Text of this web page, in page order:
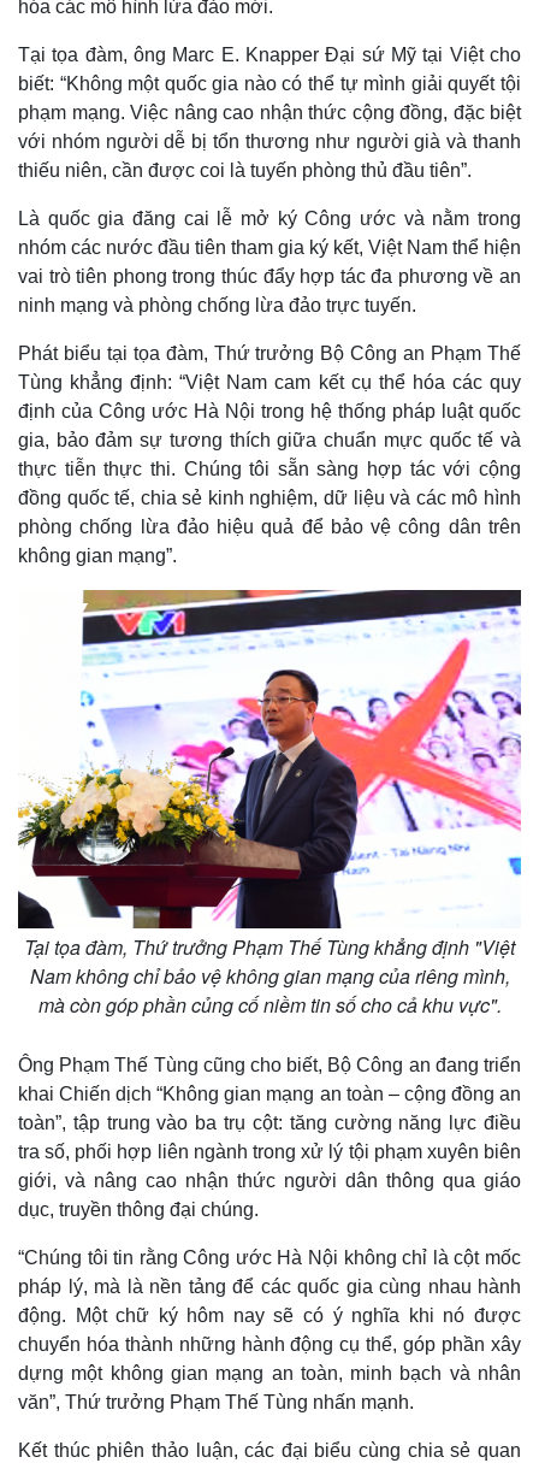
Bất động sản
Khởi nghiệp
Giá vàng
Tiêu dùng
Tỷ giá
Chứng khoán
Giá cà phê
hóa các mô hình lừa đảo mới.
Tại tọa đàm, ông Marc E. Knapper Đại sứ Mỹ tại Việt cho
biết: “Không một quốc gia nào có thể tự mình giải quyết tội
phạm mạng. Việc nâng cao nhận thức cộng đồng, đặc biệt
với nhóm người dễ bị tổn thương như người già và thanh
thiếu niên, cần được coi là tuyến phòng thủ đầu tiên”.
Là quốc gia đăng cai lễ mở ký Công ước và nằm trong
nhóm các nước đầu tiên tham gia ký kết, Việt Nam thể hiện
vai trò tiên phong trong thúc đẩy hợp tác đa phương về an
ninh mạng và phòng chống lừa đảo trực tuyến.
Phát biểu tại tọa đàm, Thứ trưởng Bộ Công an Phạm Thế
Tùng khẳng định: “Việt Nam cam kết cụ thể hóa các quy
định của Công ước Hà Nội trong hệ thống pháp luật quốc
gia, bảo đảm sự tương thích giữa chuẩn mực quốc tế và
thực tiễn thực thi. Chúng tôi sẵn sàng hợp tác với cộng
đồng quốc tế, chia sẻ kinh nghiệm, dữ liệu và các mô hình
phòng chống lừa đảo hiệu quả để bảo vệ công dân trên
không gian mạng”.
Tại tọa đàm, Thứ trưởng Phạm Thế Tùng khẳng định "Việt
Nam không chỉ bảo vệ không gian mạng của riêng mình,
mà còn góp phần củng cố niềm tin số cho cả khu vực".
Ông Phạm Thế Tùng cũng cho biết, Bộ Công an đang triển
khai Chiến dịch “Không gian mạng an toàn – cộng đồng an
toàn”, tập trung vào ba trụ cột: tăng cường năng lực điều
tra số, phối hợp liên ngành trong xử lý tội phạm xuyên biên
giới, và nâng cao nhận thức người dân thông qua giáo
dục, truyền thông đại chúng.
“Chúng tôi tin rằng Công ước Hà Nội không chỉ là cột mốc
pháp lý, mà là nền tảng để các quốc gia cùng nhau hành
động. Một chữ ký hôm nay sẽ có ý nghĩa khi nó được
chuyển hóa thành những hành động cụ thể, góp phần xây
dựng một không gian mạng an toàn, minh bạch và nhân
văn”, Thứ trưởng Phạm Thế Tùng nhấn mạnh.
Kết thúc phiên thảo luận, các đại biểu cùng chia sẻ quan